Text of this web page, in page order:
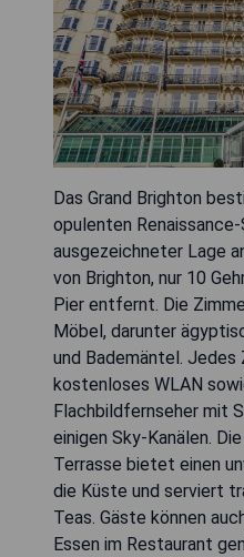
Das Grand Brighton
opulenten
ausgezeichneter Lage
von Brighton, nur 10
Pier entfernt. Die
Möbel, darunter
und Bademäntel.
kostenloses WLAN
Flachbildfernseher mit
einigen Sky-Kanälen.
Terrasse bietet einen
die Küste und serviert
Teas. Gäste können
Essen im Restaurant